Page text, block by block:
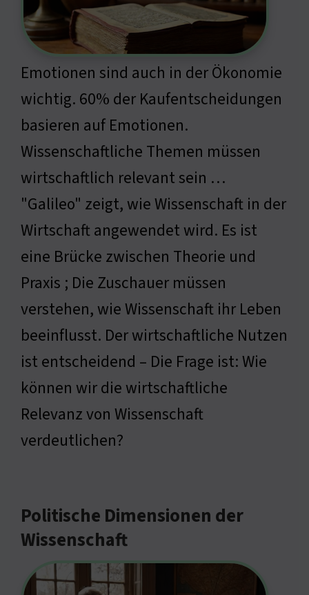
Emotionen sind auch in der Ökonomie
wichtig. 60% der Kaufentscheidungen
basieren auf Emotionen.
Wissenschaftliche Themen müssen
wirtschaftlich relevant sein …
"Galileo" zeigt, wie Wissenschaft in der
Wirtschaft angewendet wird. Es ist
eine Brücke zwischen Theorie und
Praxis ; Die Zuschauer müssen
verstehen, wie Wissenschaft ihr Leben
beeinflusst. Der wirtschaftliche Nutzen
ist entscheidend – Die Frage ist: Wie
können wir die wirtschaftliche
Relevanz von Wissenschaft
verdeutlichen?
Politische Dimensionen der
Wissenschaft